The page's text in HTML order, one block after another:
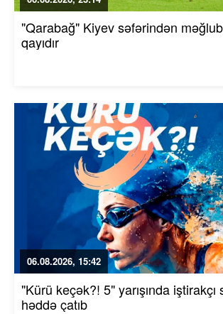
"Qarabağ" Kiyev səfərindən
qayıdır
06.08.2026, 15:42
"Kürü keçək?! 5" yarışında iştirakçı
həddə çatıb